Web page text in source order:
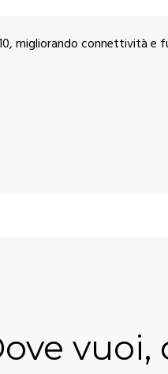
migliorando connettività e